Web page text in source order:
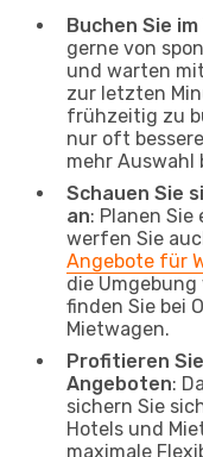
Buchen Sie
gerne von
und warten
zur letzten
frühzeitig zu
nur oft
mehr Auswahl
Schauen Sie
an: Planen
werfen Sie
Angebote für
die
finden Sie bei
Mietwagen.
Profitieren
Angeboten:
sichern Sie
Hotels und
maximale